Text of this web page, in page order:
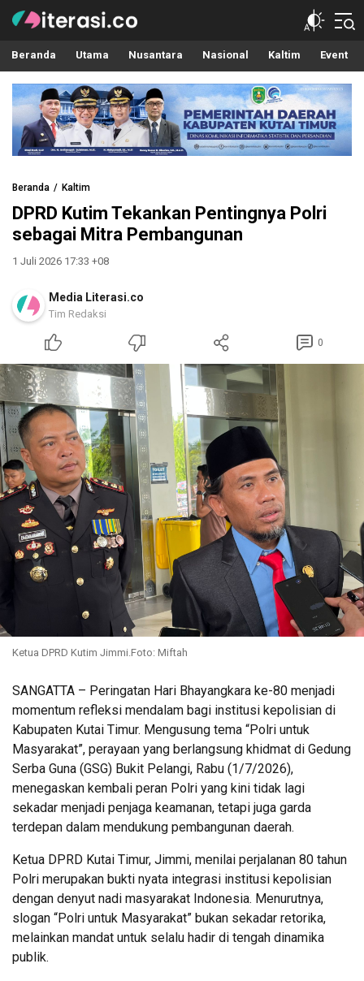
Literasi.co
Pilar Informasi
Beranda Utama Nusantara Nasional Kaltim Event
Beranda Kaltim
DPRD Kutim Tekankan Pentingnya Polri
sebagai Mitra Pembangunan
1 Juli 2026 17:33 +08
Media Literasi.co
Tim Redaksi
0
Ketua DPRD Kutim Jimmi.Foto: Miftah
SANGATTA – Peringatan Hari Bhayangkara ke-80 menjadi
momentum refleksi mendalam bagi institusi kepolisian di
Kabupaten Kutai Timur. Mengusung tema “Polri untuk
Masyarakat”, perayaan yang berlangsung khidmat di Gedung
Serba Guna (GSG) Bukit Pelangi, Rabu (1/7/2026),
menegaskan kembali peran Polri yang kini tidak lagi
sekadar menjadi penjaga keamanan, tetapi juga garda
terdepan dalam mendukung pembangunan daerah.
Ketua DPRD Kutai Timur, Jimmi, menilai perjalanan 80 tahun
Polri merupakan bukti nyata integrasi institusi kepolisian
dengan denyut nadi masyarakat Indonesia. Menurutnya,
slogan “Polri untuk Masyarakat” bukan sekadar retorika,
melainkan mandat untuk selalu hadir di tengah dinamika
publik.